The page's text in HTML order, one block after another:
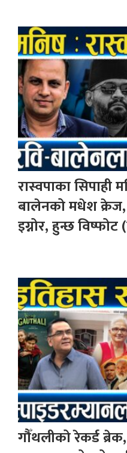
रास्वपाका सिपाही
बालेनको मधेश
इग्नोर, हुन्छ
गौँथलीको रेकर्ड